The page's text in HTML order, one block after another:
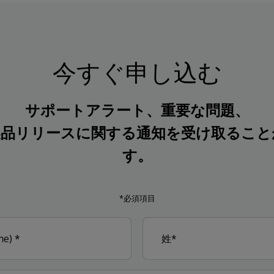
今すぐ申し込む
サポートアラート、重要な問題、
リリースに関する通知を受け取るこ
す。
*必須項目